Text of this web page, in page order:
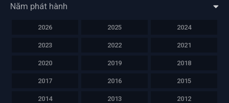
Năm phát hành
2026 2025 2024
2023 2022 2021
2020 2019 2018
2017 2016 2015
2014 2013 2012